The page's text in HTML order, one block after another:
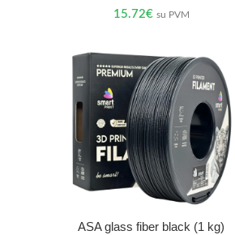
15.72€ su PVM
ASA glass fiber black (1 kg)